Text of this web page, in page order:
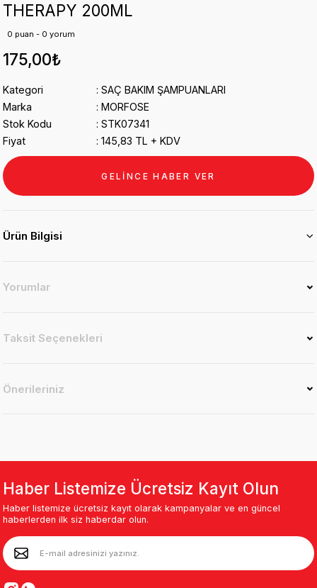
THERAPY 200ML
0 puan - 0 yorum
175,00₺
Kategori
SAÇ BAKIM ŞAMPUANLARI
Marka
MORFOSE
Stok Kodu
STK07341
Fiyat
145,83 TL + KDV
GELİNCE HABER VER
Ürün Bilgisi
Yorumlar
Taksit Seçenekleri
Önerileriniz
Haber Listemize Ücretsiz Kayıt Olun
Haber listemize ücretsiz kayıt olarak kampanyalar ve en güncel
haberlerden ilk siz haberdar olun.